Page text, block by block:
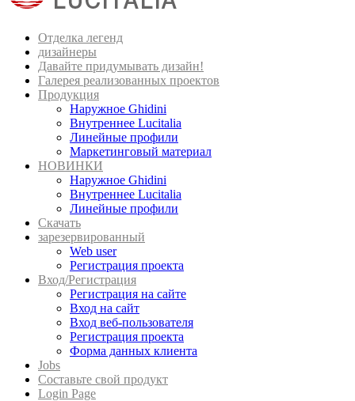
Отделка легенд
дизайнеры
Давайте придумывать дизайн!
Галерея реализованных проектов
Продукция
Наружное Ghidini
Внутреннее Lucitalia
Линейные профили
Маркетинговый материал
НОВИНКИ
Наружное Ghidini
Внутреннее Lucitalia
Линейные профили
Скачать
зарезервированный
Web user
Регистрация проекта
Вход/Регистрация
Регистрация на сайте
Вход на сайт
Вход веб-пользователя
Регистрация проекта
Форма данных клиента
Jobs
Составьте свой продукт
Login Page